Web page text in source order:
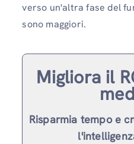
verso un'altra fase del
sono maggiori.
Migliora il
Risparmia tempo e